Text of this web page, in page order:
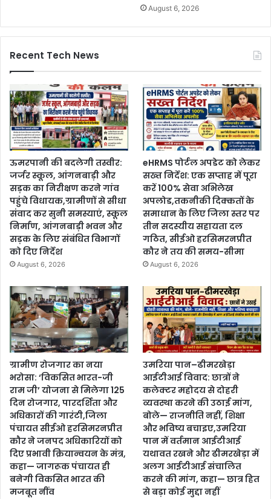
August 6, 2026
Recent Tech News
ऊमरपानी की बदलेगी तस्वीर:
जर्जर स्कूल, आंगनबाड़ी और
सड़क का निरीक्षण करने गांव
पहुंचे विधायक,ग्रामीणों से सीधा
संवाद कर सुनी समस्याएं, स्कूल
निर्माण, आंगनबाड़ी भवन और
सड़क के लिए संबंधित विभागों
को दिए निर्देश
August 6, 2026
eHRMS पोर्टल अपडेट को लेकर
सख्त निर्देश: एक सप्ताह में पूरा
करें 100% सेवा अभिलेख
अपलोड,तकनीकी दिक्कतों के
समाधान के लिए जिला स्तर पर
तीन सदस्यीय सहायता दल
गठित, सीईओ हरसिमरनप्रीत
कौर ने तय की समय-सीमा
August 6, 2026
ग्रामीण रोजगार का नया
भरोसा: ‘विकसित भारत-जी
राम जी’ योजना से मिलेगा 125
दिन रोजगार, पारदर्शिता और
अधिकारों की गारंटी,जिला
पंचायत सीईओ हरसिमरनप्रीत
कौर ने जनपद अधिकारियों को
दिए प्रभावी क्रियान्वयन के मंत्र,
कहा— जागरूक पंचायत ही
बनेगी विकसित भारत की
मजबूत नींव
उमरिया पान–ढीमरखेड़ा
आईटीआई विवाद: छात्रों ने
कलेक्टर महोदय से दोहरी
व्यवस्था करने की उठाई मांग,
बोले— राजनीति नहीं, शिक्षा
और भविष्य बचाइए,उमरिया
पान में वर्तमान आईटीआई
यथावत रखने और ढीमरखेड़ा में
अलग आईटीआई संचालित
करने की मांग, कहा— छात्र हित
से बड़ा कोई मुद्दा नहीं